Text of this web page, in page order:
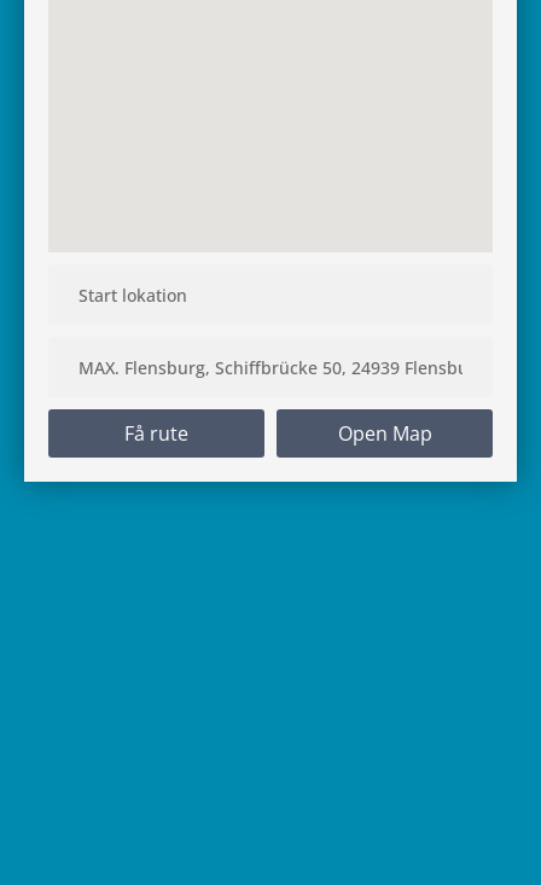
Få rute Open Map